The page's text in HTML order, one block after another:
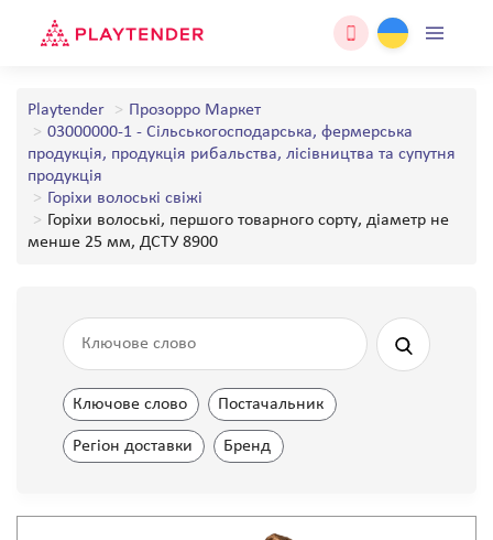
Playtender
Прозорро Маркет
03000000-1 - Сільськогосподарська, фермерська
продукція, продукція рибальства, лісівництва та супутня
продукція
Горіхи волоські свіжі
Горіхи волоські, першого товарного сорту, діаметр не
менше 25 мм, ДСТУ 8900
Ключове слово Постачальник
Регіон доставки Бренд